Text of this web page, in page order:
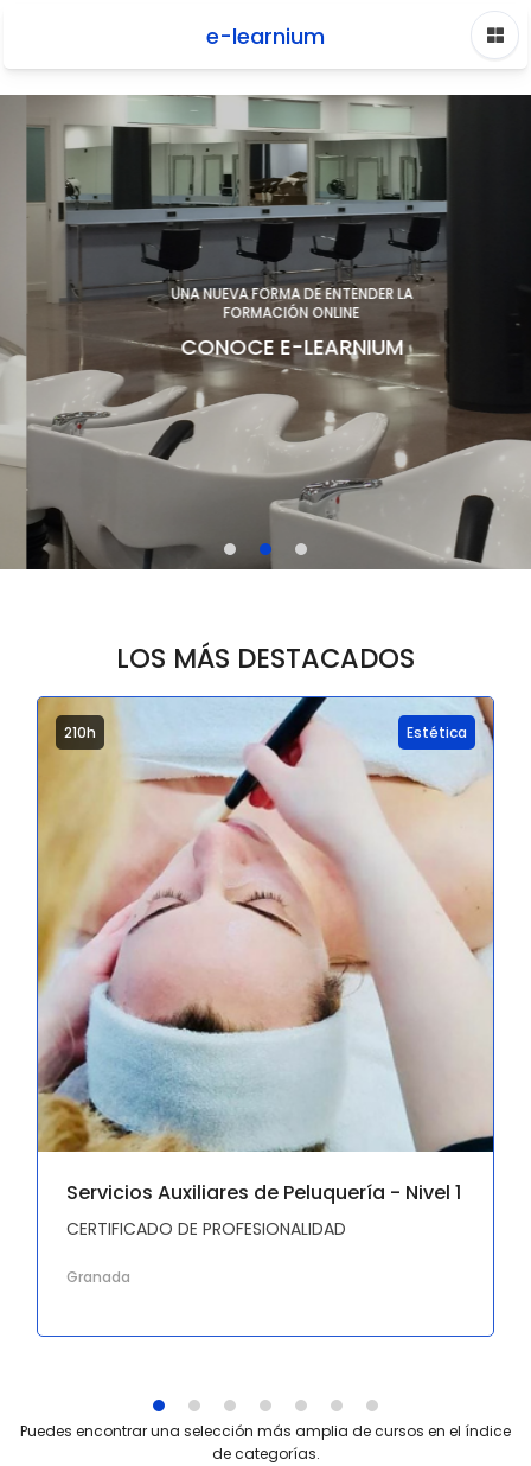
Skip to main content
e-learnium
UNA NUEVA FORMA DE ENTENDER LA
FORMACIÓN ONLINE
CONOCE E-LEARNIUM
LOS MÁS DESTACADOS
210h Estética
Servicios Auxiliares de Peluquería - Nivel 1
CERTIFICADO DE PROFESIONALIDAD
Granada
Puedes encontrar una selección más amplia de cursos en el índice
de categorías.